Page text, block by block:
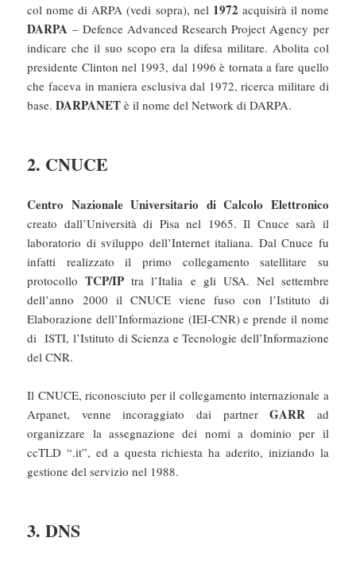
col nome di ARPA (vedi sopra), nel 1972 acquisirà il nome
DARPA – Defence Advanced Research Project Agency per
indicare che il suo scopo era la difesa militare. Abolita col
presidente Clinton nel 1993, dal 1996 è tornata a fare quello
che faceva in maniera esclusiva dal 1972, ricerca militare di
base.DARPANET è il nome del Network di DARPA.
2. CNUCE
Centro Nazionale Universitario di Calcolo Elettronico
creato dall’Università di Pisa nel 1965. Il Cnuce sarà il
laboratorio di sviluppo dell’Internet italiana. Dal Cnuce fu
infatti realizzato il primo collegamento satellitare su
protocolloTCP/IP tra l’Italia e gli USA. Nel settembre
dell’anno 2000 il CNUCE viene fuso con l’Istituto di
Elaborazione dell’Informazione (IEI-CNR) e prende il nome
di ISTI, l’Istituto di Scienza e Tecnologie dell’Informazione
del CNR.
Il CNUCE, riconosciuto per il collegamento internazionale a
Arpanet, venne incoraggiato dai partnerGARR ad
organizzare la assegnazione dei nomi a dominio per il
ccTLD “.it”, ed a questa richiesta ha aderito, iniziando la
gestione del servizio nel 1988.
3. DNS